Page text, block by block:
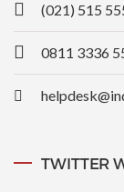
(021) 515
0811 3336
TWITTER